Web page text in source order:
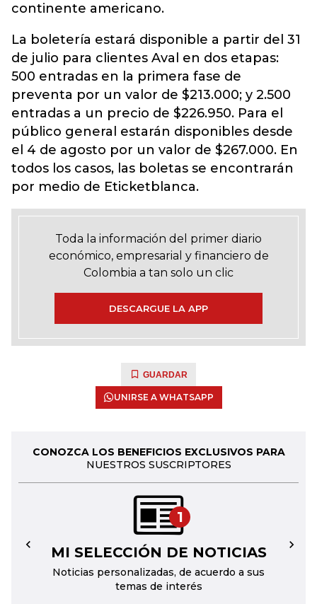
continente americano.
La boletería estará disponible a partir del 31
de julio para clientes Aval en dos etapas:
500 entradas en la primera fase de
preventa por un valor de $213.000; y 2.500
entradas a un precio de $226.950. Para el
público general estarán disponibles desde
el 4 de agosto por un valor de $267.000. En
todos los casos, las boletas se encontrarán
por medio de Eticketblanca.
Toda la información del primer diario
económico, empresarial y financiero de
Colombia a tan solo un clic
DESCARGUE LA APP
GUARDAR
UNIRSE A WHATSAPP
CONOZCA LOS BENEFICIOS EXCLUSIVOS PARA
NUESTROS SUSCRIPTORES
1
MI SELECCIÓN DE NOTICIAS
Noticias personalizadas, de acuerdo a sus
temas de interés
← →